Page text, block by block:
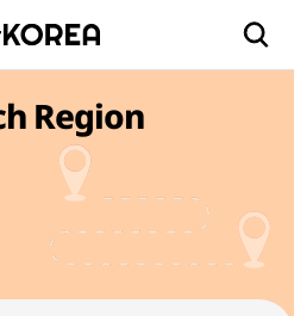
Region